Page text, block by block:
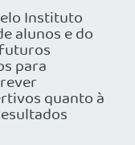
Instituto
alunos e do
para
quanto à